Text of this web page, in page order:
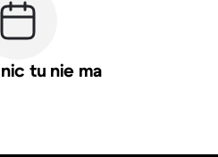
nic tu nie ma